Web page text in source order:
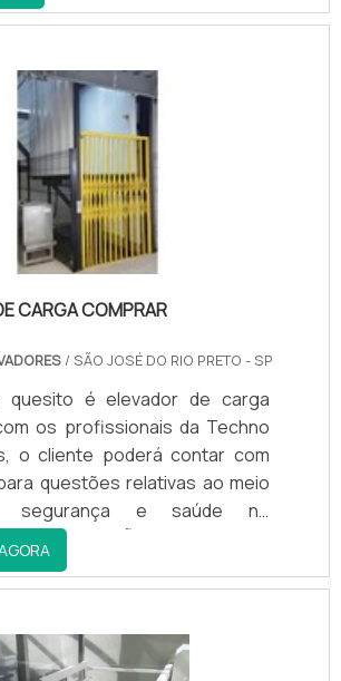
CARGA COMPRAR
/ SÃO JOSÉ DO RIO PRETO - SP
quesito é elevador de carga
os profissionais da Techno
o cliente poderá contar com
questões relativas ao meio
segurança e saúde no
INFORMAÇÕES RELEVANTES
disso, a empresa
objetivo fornecer os serviços
do cliente, tudo para garantir um